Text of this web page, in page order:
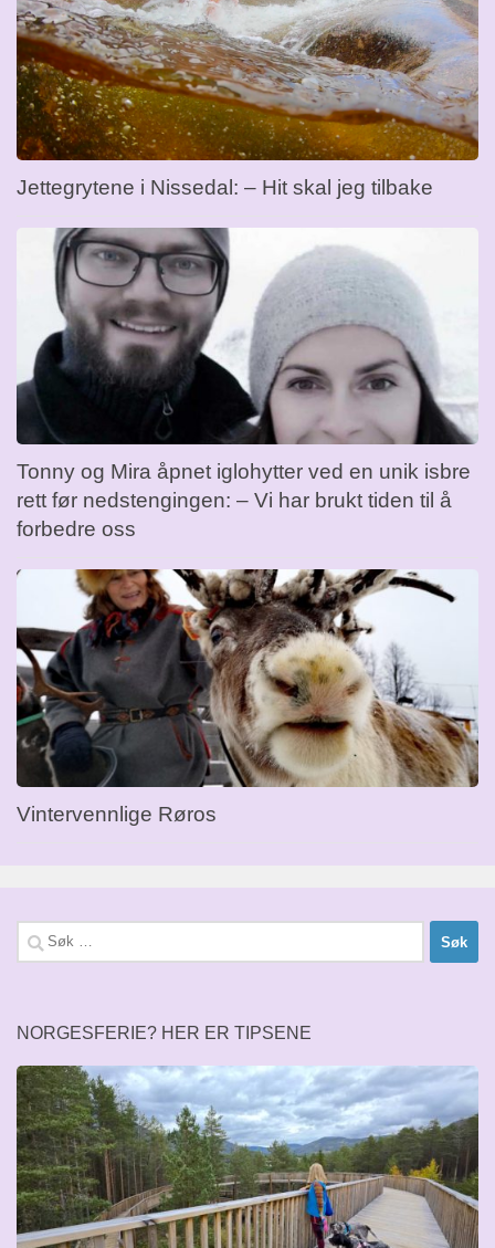
Jettegrytene i Nissedal: – Hit skal jeg tilbake
Tonny og Mira åpnet iglohytter ved en unik isbre
rett før nedstengingen: – Vi har brukt tiden til å
forbedre oss
Vintervennlige Røros
Søk
etter:
NORGESFERIE? HER ER TIPSENE